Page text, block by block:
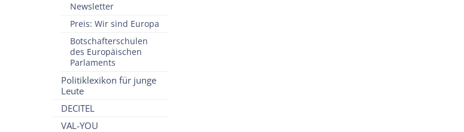
Newsletter
Preis: Wir sind Europa
Botschafterschulen
des Europäischen
Parlaments
Politiklexikon für junge
Leute
DECITEL
VAL-YOU